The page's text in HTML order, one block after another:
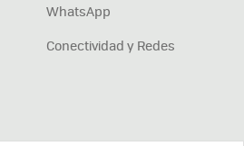
WhatsApp
Conectividad y Redes